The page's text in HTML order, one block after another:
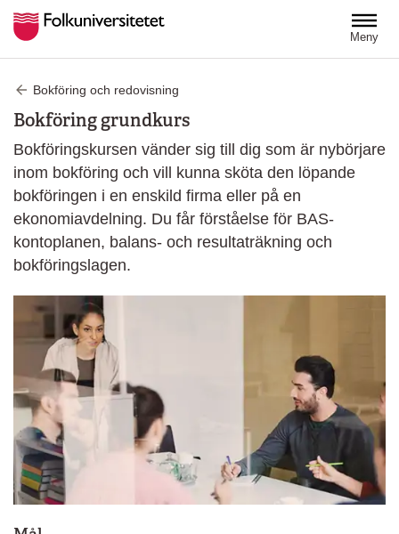
Meny
Bokföring och redovisning
Bokföring grundkurs
Bokföringskursen vänder sig till dig som är nybörjare
inom bokföring och vill kunna sköta den löpande
bokföringen i en enskild firma eller på en
ekonomiavdelning. Du får förståelse för BAS-
kontoplanen, balans- och resultaträkning och
bokföringslagen.